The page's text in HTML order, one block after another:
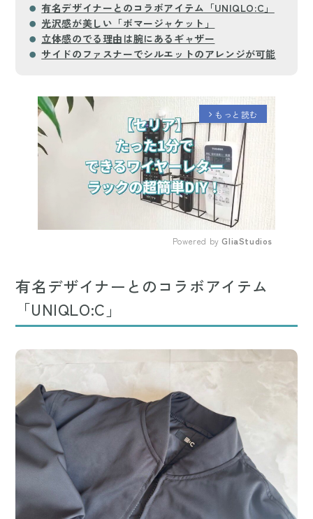
有名デザイナーとのコラボアイテム「UNIQLO:C」
光沢感が美しい「ボマージャケット」
立体感のでる理由は腕にあるギャザー
サイドのファスナーでシルエットのアレンジが可能
arrow_forward_ios もっと読む
Powered by GliaStudios
有名デザイナーとのコラボアイテム
「UNIQLO:C」